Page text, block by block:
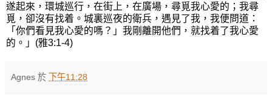
遂起來，環城巡行，在街上，在廣場，尋覓我心愛的；我尋
覓，卻沒有找着。城裏巡夜的衛兵，遇見了我，我便問道：
「你們看見我心愛的嗎？」我剛離開他們，就找着了我心愛
的。」(雅3:1-4)
Agnes 於 下午11:28